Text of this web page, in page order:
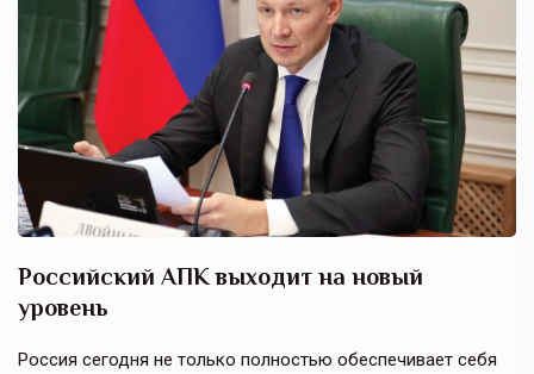
Российский АПК выходит на новый
уровень
Россия сегодня не только полностью обеспечивает себя